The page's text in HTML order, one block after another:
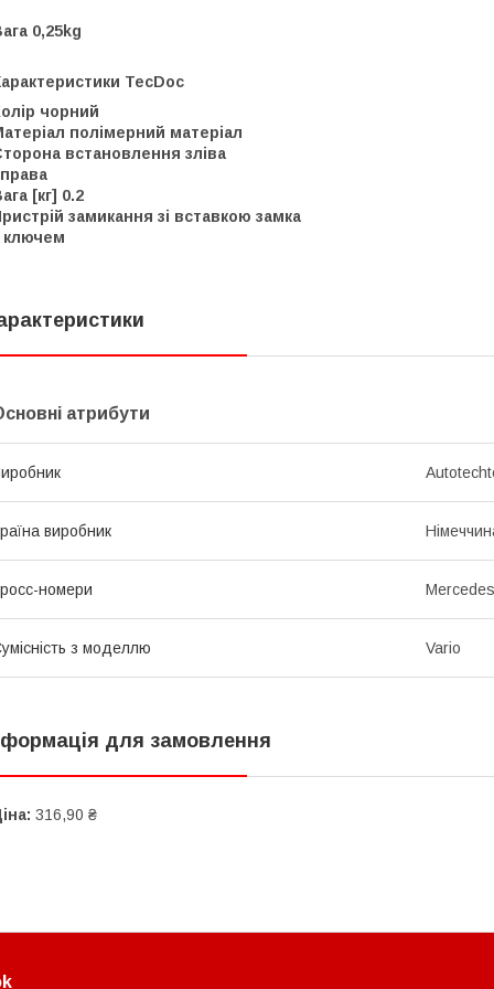
0,25kg
TecDoc
чорний
полімерний матеріал
встановлення зліва
[кг] 0.2
замикання зі вставкою замка
ключем
атрибути
виробник
номери
з моделлю Vario
для замовлення
316,90 ₴